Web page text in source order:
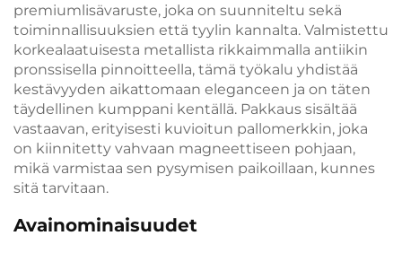
premiumlisävaruste, joka on suunniteltu sekä
toiminnallisuuksien että tyylin kannalta. Valmistettu
korkealaatuisesta metallista rikkaimmalla antiikin
pronssisella pinnoitteella, tämä työkalu yhdistää
kestävyyden aikattomaan eleganceen ja on täten
täydellinen kumppani kentällä. Pakkaus sisältää
vastaavan, erityisesti kuvioitun pallomerkkin, joka
on kiinnitetty vahvaan magneettiseen pohjaan,
mikä varmistaa sen pysymisen paikoillaan, kunnes
sitä tarvitaan.
Avainominaisuudet